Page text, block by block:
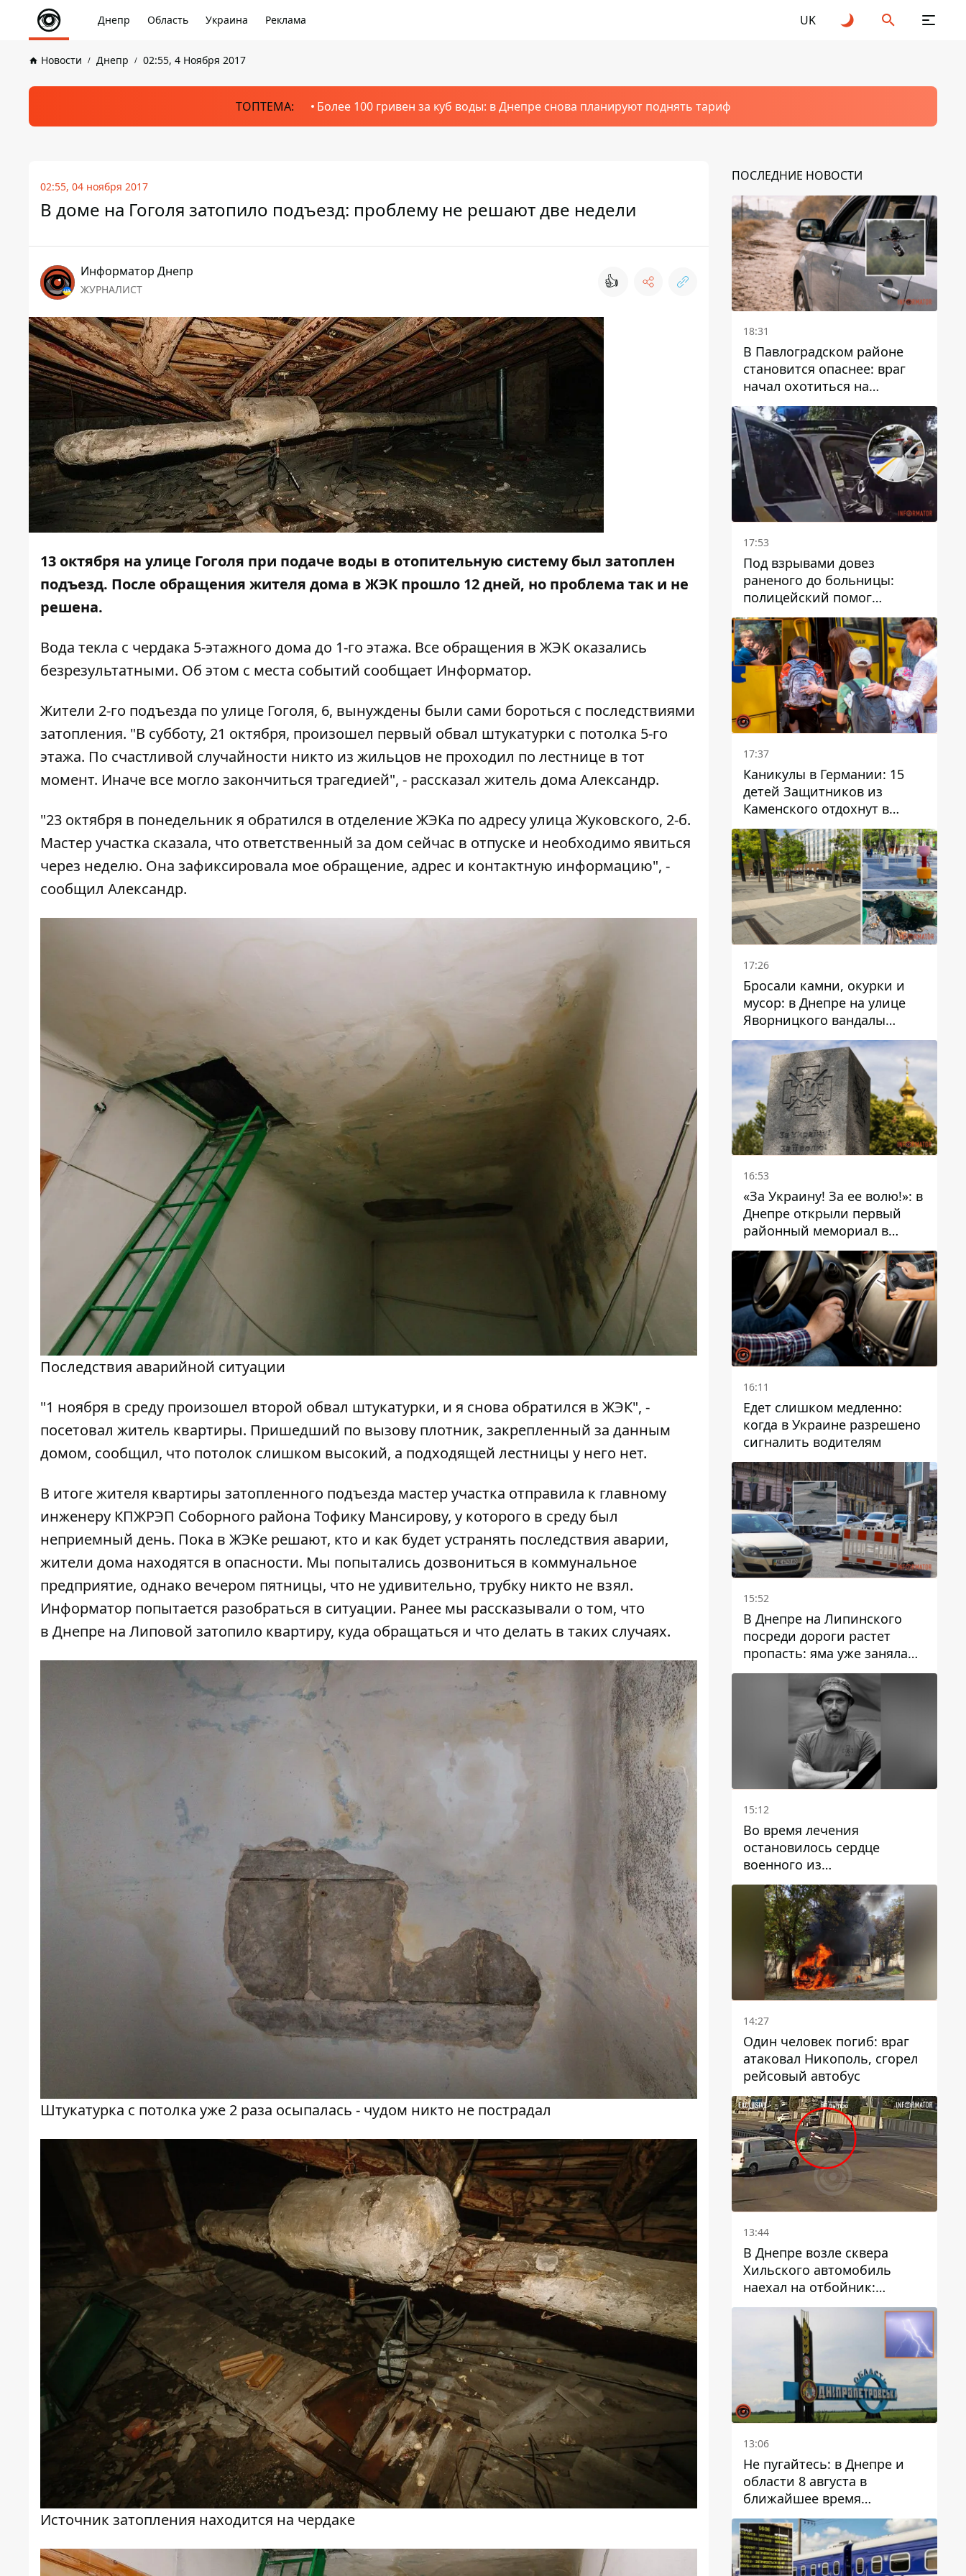
Днепр Область Украина Реклама UK
Новости Днепр 02:55, 4 Ноября 2017
ТОПТЕМА: Более 100 гривен за куб воды: в Днепре снова планируют поднять тариф
02:55, 04 ноября 2017
В доме на Гоголя затопило подъезд: проблему не решают две недели
Информатор Днепр
ЖУРНАЛИСТ 👍
13 октября на улице Гоголя при подаче воды в отопительную систему был затоплен
подъезд. После обращения жителя дома в ЖЭК прошло 12 дней, но проблема так и не
решена.
Вода текла с чердака 5-этажного дома до 1-го этажа. Все обращения в ЖЭК оказались
безрезультатными. Об этом с места событий сообщает Информатор.
Жители 2-го подъезда по улице Гоголя, 6, вынуждены были сами бороться с последствиями
затопления. "В субботу, 21 октября, произошел первый обвал штукатурки с потолка 5-го
этажа. По счастливой случайности никто из жильцов не проходил по лестнице в тот
момент. Иначе все могло закончиться трагедией", - рассказал житель дома Александр.
"23 октября в понедельник я обратился в отделение ЖЭКа по адресу улица Жуковского, 2-б.
Мастер участка сказала, что ответственный за дом сейчас в отпуске и необходимо явиться
через неделю. Она зафиксировала мое обращение, адрес и контактную информацию", -
сообщил Александр.
Последствия аварийной ситуации
"1 ноября в среду произошел второй обвал штукатурки, и я снова обратился в ЖЭК", -
посетовал житель квартиры. Пришедший по вызову плотник, закрепленный за данным
домом, сообщил, что потолок слишком высокий, а подходящей лестницы у него нет.
В итоге жителя квартиры затопленного подъезда мастер участка отправила к главному
инженеру КПЖРЭП Соборного района Тофику Мансирову, у которого в среду был
неприемный день. Пока в ЖЭКе решают, кто и как будет устранять последствия аварии,
жители дома находятся в опасности. Мы попытались дозвониться в коммунальное
предприятие, однако вечером пятницы, что не удивительно, трубку никто не взял.
Информатор попытается разобраться в ситуации. Ранее мы рассказывали о том, что
в Днепре на Липовой затопило квартиру, куда обращаться и что делать в таких случаях.
Штукатурка с потолка уже 2 раза осыпалась - чудом никто не пострадал
Источник затопления находится на чердаке
ПОСЛЕДНИЕ НОВОСТИ
18:31
В Павлоградском районе
становится опаснее: враг
начал охотиться на
гражданский и военный
транспорт
17:53
Под взрывами довез
раненого до больницы:
полицейский помог
пострадавшему после атаки
на Каменский район
17:37
Каникулы в Германии: 15
детей Защитников из
Каменского отдохнут в
Вуппертале
17:26
Бросали камни, окурки и
мусор: в Днепре на улице
Яворницкого вандалы
повредили питьевые
фонтаны
16:53
«За Украину! За ее волю!»: в
Днепре открыли первый
районный мемориал в
честь погибших
Защитников
16:11
Едет слишком медленно:
когда в Украине разрешено
сигналить водителям
15:52
В Днепре на Липинского
посреди дороги растет
пропасть: яма уже заняла
полосу движения
15:12
Во время лечения
остановилось сердце
военного из
Днепропетровской области
Ростислава Лупашко
14:27
Один человек погиб: враг
атаковал Никополь, сгорел
рейсовый автобус
13:44
В Днепре возле сквера
Хильского автомобиль
наехал на отбойник:
момент происшествия
13:06
Не пугайтесь: в Днепре и
области 8 августа в
ближайшее время
ожидается гроза